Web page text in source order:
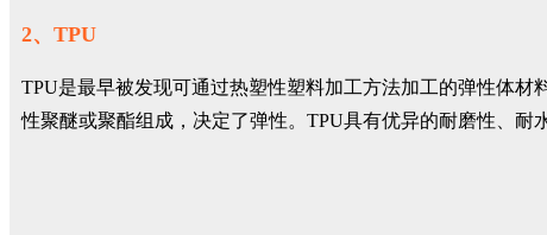
2、TPU
TPU是最早被发现可通过热塑性塑料加工方法加工的弹性体
性聚醚或聚酯组成，决定了弹性。TPU具有优异的耐磨性、耐